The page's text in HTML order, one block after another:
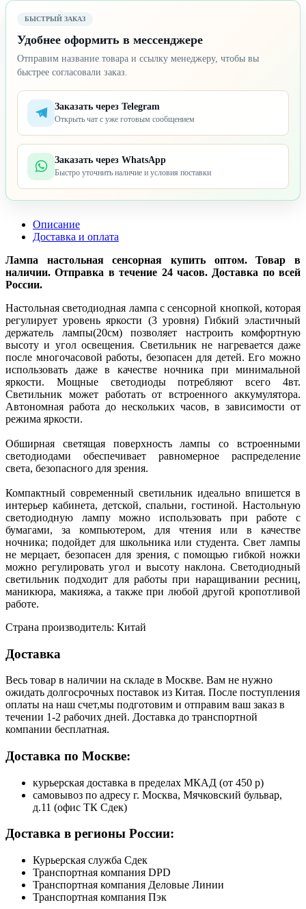
БЫСТРЫЙ ЗАКАЗ
Удобнее оформить в мессенджере
Отправим название товара и ссылку менеджеру, чтобы вы
быстрее согласовали заказ.
Заказать через Telegram
Открыть чат с уже готовым сообщением
Заказать через WhatsApp
Быстро уточнить наличие и условия поставки
Описание
Доставка и оплата
Лампа настольная сенсорная купить оптом. Товар в
наличии. Отправка в течение 24 часов. Доставка по всей
России.
Настольная светодиодная лампа с сенсорной кнопкой, которая
регулирует уровень яркости (3 уровня) Гибкий эластичный
держатель лампы(20см) позволяет настроить комфортную
высоту и угол освещения. Светильник не нагревается даже
после многочасовой работы, безопасен для детей. Его можно
использовать даже в качестве ночника при минимальной
яркости. Мощные светодиоды потребляют всего 4вт.
Светильник может работать от встроенного аккумулятора.
Автономная работа до нескольких часов, в зависимости от
режима яркости.
Обширная светящая поверхность лампы со встроенными
светодиодами обеспечивает равномерное распределение
света, безопасного для зрения.
Компактный современный светильник идеально впишется в
интерьер кабинета, детской, спальни, гостиной. Настольную
светодиодную лампу можно использовать при работе с
бумагами, за компьютером, для чтения или в качестве
ночника; подойдет для школьника или студента. Свет лампы
не мерцает, безопасен для зрения, с помощью гибкой ножки
можно регулировать угол и высоту наклона. Светодиодный
светильник подходит для работы при наращивании ресниц,
маникюра, макияжа, а также при любой другой кропотливой
работе.
Страна производитель: Китай
Доставка
Весь товар в наличии на складе в Москве. Вам не нужно
ожидать долгосрочных поставок из Китая. После поступления
оплаты на наш счет,мы подготовим и отправим ваш заказ в
течении 1-2 рабочих дней. Доставка до транспортной
компании бесплатная.
Доставка по Москве:
курьерская доставка в пределах МКАД (от 450 р)
самовывоз по адресу г. Москва, Мячковский бульвар,
д.11 (офис ТК Сдек)
Доставка в регионы России:
Курьерская служба Сдек
Транспортная компания DPD
Транспортная компания Деловые Линии
Транспортная компания Пэк